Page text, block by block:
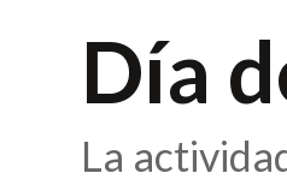
Día
La